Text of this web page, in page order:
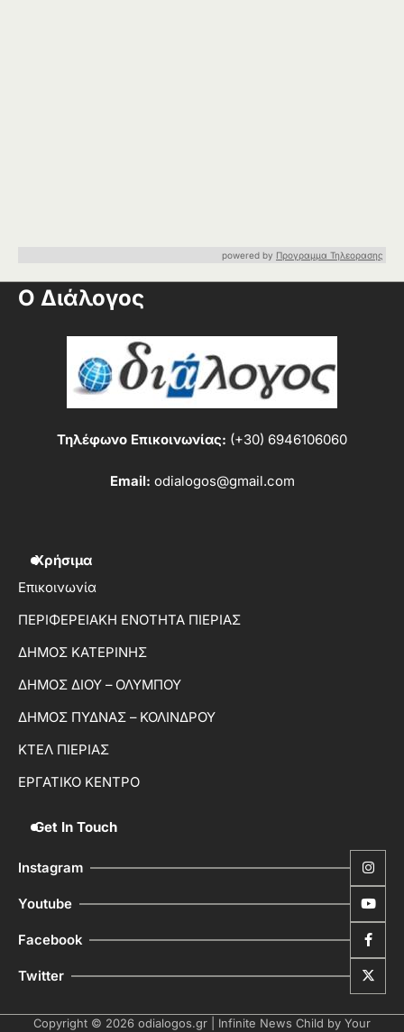
powered by Προγραμμα Τηλεορασης
Ο Διάλογος
Τηλέφωνο Επικοινωνίας: (+30) 6946106060
Email: odialogos@gmail.com
Χρήσιμα
Επικοινωνία
ΠΕΡΙΦΕΡΕΙΑΚΗ ΕΝΟΤΗΤΑ ΠΙΕΡΙΑΣ
ΔΗΜΟΣ ΚΑΤΕΡΙΝΗΣ
ΔΗΜΟΣ ΔΙΟΥ – ΟΛΥΜΠΟΥ
ΔΗΜΟΣ ΠΥΔΝΑΣ – ΚΟΛΙΝΔΡΟΥ
ΚΤΕΛ ΠΙΕΡΙΑΣ
ΕΡΓΑΤΙΚΟ ΚΕΝΤΡΟ
Get In Touch
Instagram
Youtube
Facebook
Twitter
Copyright © 2026 odialogos.gr | Infinite News Child by Your